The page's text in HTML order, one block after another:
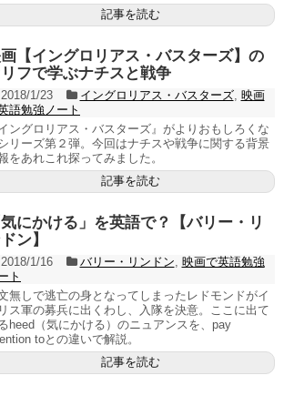
記事を読む
【イングロリアス・バスターズ】の
フで学ぶナチスと戦争
2018/1/23 イングロリアス・バスターズ, 映画
語勉強ノート
イングロリアス・バスターズ』がよりおもしろくな
リーズ第２弾。今回はナチスや戦争に関する背景
をあれこれ探ってみました。
記事を読む
気にかける」を英語で？【バリー・リ
ン】
2018/1/16 バリー・リンドン, 映画で英語勉強
ト
無しで逃亡の身となってしまったレドモンドがイ
ス軍の募兵に出くわし、入隊を決意。ここに出て
heed（気にかける）のニュアンスを、pay
toとの違いで解説。
記事を読む